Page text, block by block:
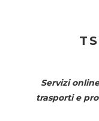
Servizi
trasporti e